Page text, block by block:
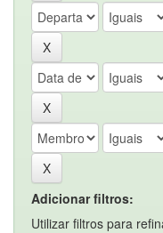
Adicionar filtros:
Utilizar filtros para